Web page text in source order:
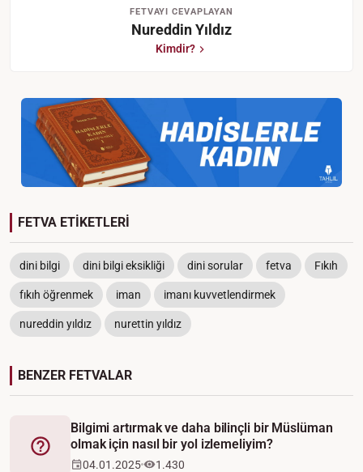
FETVAYI CEVAPLAYAN
Nureddin Yıldız
Kimdir?
FETVA ETİKETLERİ
dini bilgi dini bilgi eksikliği dini sorular fetva Fıkıh
fıkıh öğrenmek iman imanı kuvvetlendirmek
nureddin yıldız nurettin yıldız
BENZER FETVALAR
Fetva
Bilgimi artırmak ve daha bilinçli bir Müslüman
olmak için nasıl bir yol izlemeliyim?
04.01.2025 1.430